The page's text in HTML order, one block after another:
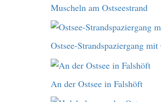
Muscheln am Ostseestrand
Ostsee-Strandspaziergang
An der Ostsee in Falshöft